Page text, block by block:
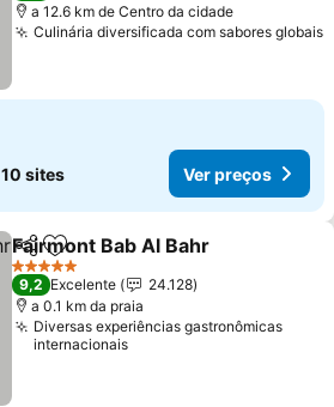
a 12.6 km de Centro da cidade
Culinária diversificada com sabores globais
10 sites Ver preços
PartilharAdicionar aos favoritos
Fairmont Bab Al Bahr
5 Estrelas
9,2 Excelente
24.128
a 0.1 km da praia
Diversas experiências gastronômicas
internacionais